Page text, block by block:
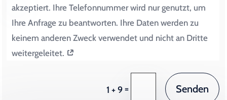
akzeptiert. Ihre Telefonnummer wird nur genutzt, um
Ihre Anfrage zu beantworten. Ihre Daten werden zu
keinem anderen Zweck verwendet und nicht an Dritte
weitergeleitet.
1 + 9= Senden